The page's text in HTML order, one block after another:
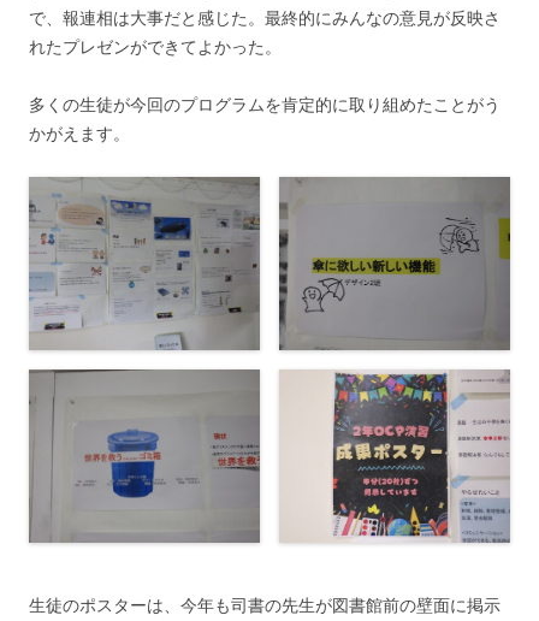
で、報連相は大事だと感じた。最終的にみんなの意見が反映さ
れたプレゼンができてよかった。
多くの生徒が今回のプログラムを肯定的に取り組めたことがう
かがえます。
生徒のポスターは、今年も司書の先生が図書館前の壁面に掲示